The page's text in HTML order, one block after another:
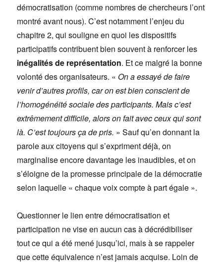
démocratisation (comme nombres de chercheurs l’ont
montré avant nous). C’est notamment l’enjeu du
chapitre 2, qui souligne en quoi les dispositifs
participatifs contribuent bien souvent à renforcer les
inégalités de représentation. Et ce malgré la bonne
volonté des organisateurs. « On a essayé de faire
venir d’autres profils, car on est bien conscient de
l’homogénéité sociale des participants. Mais c’est
extrêmement difficile, alors on fait avec ceux qui sont
là. C’est toujours ça de pris. » Sauf qu’en donnant la
parole aux citoyens qui s’expriment déjà, on
marginalise encore davantage les inaudibles, et on
s’éloigne de la promesse principale de la démocratie
selon laquelle « chaque voix compte à part égale ».
Questionner le lien entre démocratisation et
participation ne vise en aucun cas à décrédibiliser
tout ce qui a été mené jusqu’ici, mais à se rappeler
que cette équivalence n’est jamais acquise. Loin de